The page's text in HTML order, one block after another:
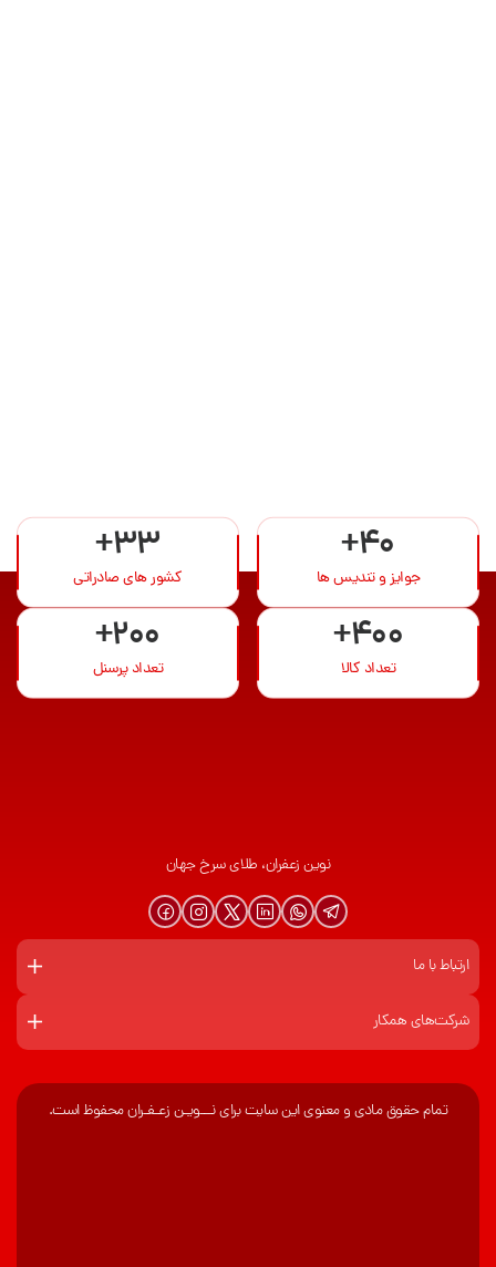
+40
جوایز و تندیس ها
+33
کشور های صادراتی
+400
تعداد کالا
+200
تعداد پرسنل
نوین زعفران، طلای سرخ جهان
ارتباط با ما
شرکت‌های همکار
تمام حقوق مادی و معنوی این سایت برای نـــویـن زعـفـران محفوظ است.